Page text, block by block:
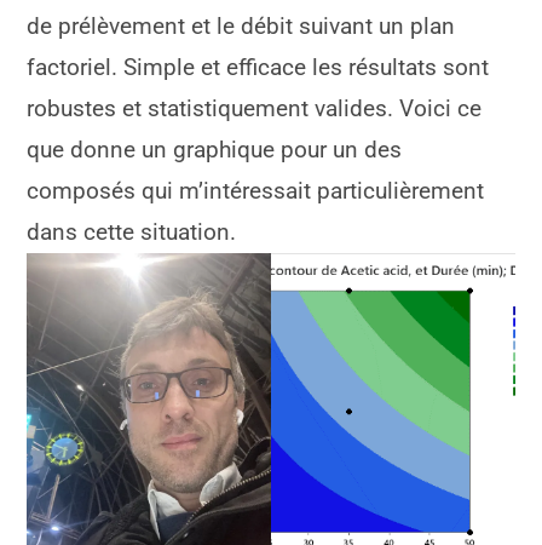
de prélèvement et le débit suivant un plan
factoriel. Simple et efficace les résultats sont
robustes et statistiquement valides. Voici ce
que donne un graphique pour un des
composés qui m’intéressait particulièrement
dans cette situation.